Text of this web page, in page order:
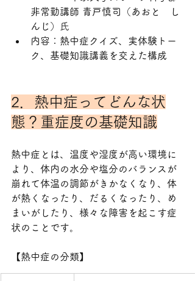
非常勤講師 青戸慎司（あおと　し
んじ）
氏
内容：熱中症クイズ、実体験トー
ク、基礎知識講義を交えた構成
2．熱中症ってどんな状
態？重症度の基礎知識
熱中症とは、温度や湿度が高い環境に
より、体内の水分や塩分のバランスが
崩れて体温の調節がきかなくなり、体
が熱くなったり、だるくなったり、め
まいがしたり、様々な障害を起こす症
状のことです。
【熱中症の分類】